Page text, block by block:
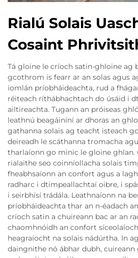
Rialú Solais
Cosaint
Tá gloine le críoch satin-ghloine ag
gcothrom is fearr ar an solas agus
iomlán príobháideachta, rud a
réiteach ríthábhachtach do úsáid i
ailtireachta. Tugann an próiseas
leathnú beagáiníní ar dhoras an
gathanna solais ag teacht isteach
deireadh le scáthanna tromacha
tharlaíonn go minic le gloine ghlan.
rialaithe seo coinníollacha solais
fheabhsaíonn an confort agus a
radharc i dtimpeallachtaí oibre, i
i seirbhísí trádála. Leathnaíonn na
príobháideachta thar an n-éadach
críoch satin a chuireann bac ar an
chaomhnóidh an confort
heagraíocht na solais nádúrtha. In
daingnithe nó ábhar dubh,